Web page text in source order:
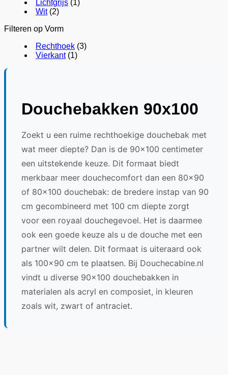
Lichtgrijs (1)
Wit (2)
Filteren op Vorm
Rechthoek (3)
Vierkant (1)
Douchebakken 90x100
Zoekt u een ruime rechthoekige douchebak met
wat meer diepte? Dan is de 90x100 centimeter
een uitstekende keuze. Dit formaat biedt
merkbaar meer douchecomfort dan een 80x90
of 80x100 douchebak: de bredere instap van 90
cm gecombineerd met 100 cm diepte zorgt
voor een royaal douchegevoel. Het is daarmee
ook een goede keuze als u de douche met een
partner wilt delen. Dit formaat is uiteraard ook
als 100x90 cm te plaatsen. Bij Douchecabine.nl
vindt u diverse 90x100 douchebakken in
materialen als acryl en composiet, in kleuren
zoals wit, zwart of antraciet.